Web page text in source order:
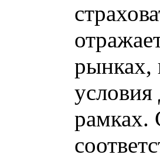
рынках,
условия
рамках.